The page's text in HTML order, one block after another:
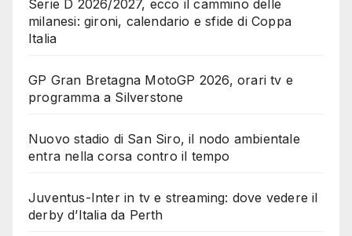
Serie D 2026/2027, ecco il cammino delle
milanesi: gironi, calendario e sfide di Coppa
Italia
GP Gran Bretagna MotoGP 2026, orari tv e
programma a Silverstone
Nuovo stadio di San Siro, il nodo ambientale
entra nella corsa contro il tempo
Juventus-Inter in tv e streaming: dove vedere il
derby d’Italia da Perth